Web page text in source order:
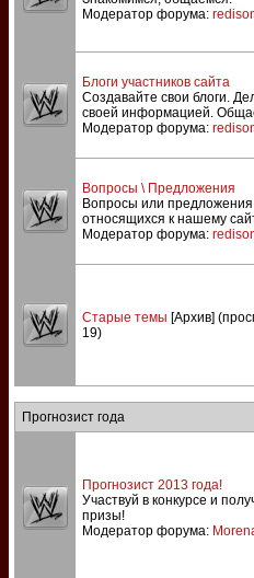
Модератор форума:
Блоги участников сайта
Создавайте свои блоги.
своей информацией.
Модератор форума:
Вопросы \ Предложения
Вопросы или предложения
относящихся к нашему
Модератор форума:
Старые темы [Архив]
19)
Прогнозист года
Прогнозист 2013 года!
Участвуй в конкурсе и
призы!
Модератор форума: